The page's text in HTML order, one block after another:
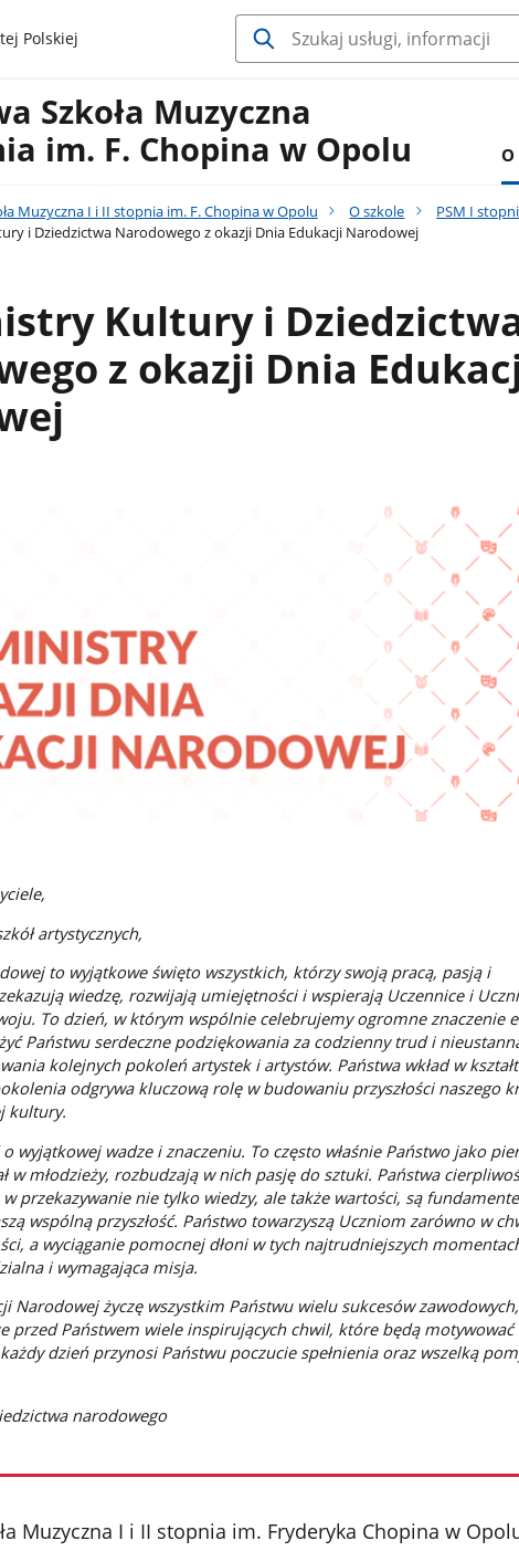
Polskiej
Szkoła Muzyczna
im. F. Chopina w Opolu
O
Muzyczna I i II stopnia im. F. Chopina w Opolu O szkole PSM I
i Dziedzictwa Narodowego z okazji Dnia Edukacji Narodowej
Kultury i
z okazji Dnia
artystycznych,
to wyjątkowe święto wszystkich, którzy swoją pracą, pasją i
wiedzę, rozwijają umiejętności i wspierają Uczennice i
To dzień, w którym wspólnie celebrujemy ogromne znaczenie
Państwu serdeczne podziękowania za codzienny trud i
kolejnych pokoleń artystek i artystów. Państwa wkład w
odgrywa kluczową rolę w budowaniu przyszłości naszego
kultury.
wyjątkowej wadze i znaczeniu. To często właśnie Państwo jako
w młodzieży, rozbudzają w nich pasję do sztuki. Państwa
przekazywanie nie tylko wiedzy, ale także wartości, są
wspólną przyszłość. Państwo towarzyszą Uczniom zarówno w
a wyciąganie pomocnej dłoni w tych najtrudniejszych
i wymagająca misja.
Narodowej życzę wszystkim Państwu wielu sukcesów
przed Państwem wiele inspirujących chwil, które będą motywować
dzień przynosi Państwu poczucie spełnienia oraz wszelką
narodowego
Muzyczna I i II stopnia im. Fryderyka Chopina w